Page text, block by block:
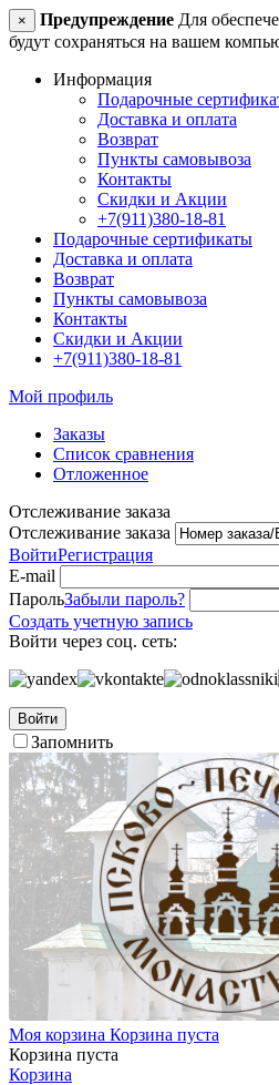
× Предупреждение Для
будут сохраняться на вашем
Информация
Подарочные
Доставка и оплата
Возврат
Пункты самовывоза
Контакты
Скидки и Акции
+7(911)380-18-81
Подарочные сертификаты
Доставка и оплата
Возврат
Пункты самовывоза
Контакты
Скидки и Акции
+7(911)380-18-81
Мой профиль
Заказы
Список сравнения
Отложенное
Отслеживание заказа
Отслеживание заказа
ВойтиРегистрация
E-mail
ПарольЗабыли пароль?
Создать учетную запись
Войти через соц. сеть:
Войти
Запомнить
Моя корзина Корзина пуста
Корзина пуста
Корзина